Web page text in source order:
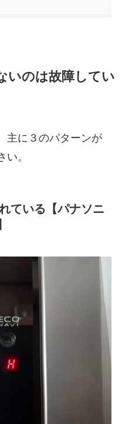
いのは故障してい
主に３のパターンが
。
ている【パナソニ